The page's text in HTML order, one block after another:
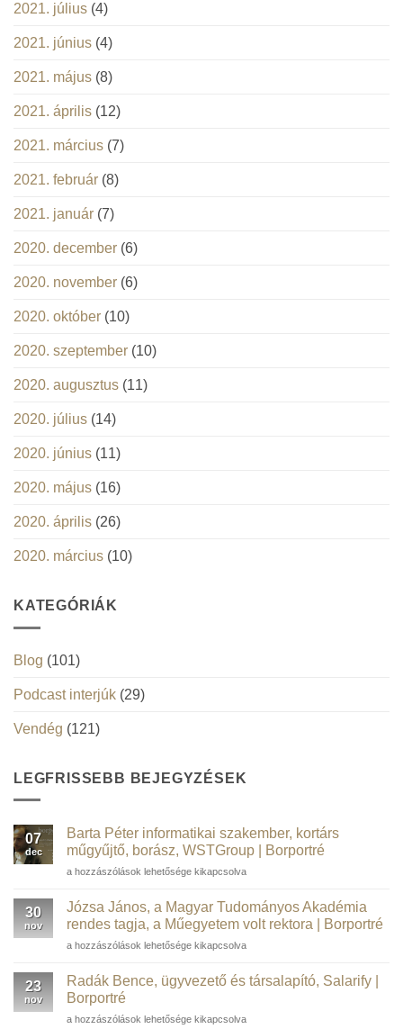
2021. július (4)
2021. június (4)
2021. május (8)
2021. április (12)
2021. március (7)
2021. február (8)
2021. január (7)
2020. december (6)
2020. november (6)
2020. október (10)
2020. szeptember (10)
2020. augusztus (11)
2020. július (14)
2020. június (11)
2020. május (16)
2020. április (26)
2020. március (10)
KATEGÓRIÁK
Blog (101)
Podcast interjúk (29)
Vendég (121)
LEGFRISSEBB BEJEGYZÉSEK
07
dec
Barta Péter informatikai szakember, kortárs
műgyűjtő, borász, WSTGroup | Borportré
Barta
informatikai
szakember,
műgyűjtő,
WSTGroup |
Borportré
a hozzászólások lehetősége kikapcsolva
30
nov
Józsa János, a Magyar Tudományos Akadémia
rendes tagja, a Műegyetem volt rektora | Borportré
Józsa
a
Magyar
Tudományos
Akadémia
a hozzászólások lehetősége kikapcsolva
23
nov
Radák Bence, ügyvezető és társalapító, Salarify |
Borportré
Radák
a hozzászólások lehetősége kikapcsolva